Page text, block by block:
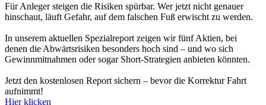
Für Anleger steigen die Risiken spürbar. Wer jetzt nicht genauer
hinschaut, läuft Gefahr, auf dem falschen Fuß erwischt zu werden.
In unserem aktuellen Spezialreport zeigen wir fünf Aktien, bei
denen die Abwärtsrisiken besonders hoch sind – und wo sich
Gewinnmitnahmen oder sogar Short-Strategien anbieten könnten.
Jetzt den kostenlosen Report sichern – bevor die Korrektur Fahrt
aufnimmt!
Hier klicken